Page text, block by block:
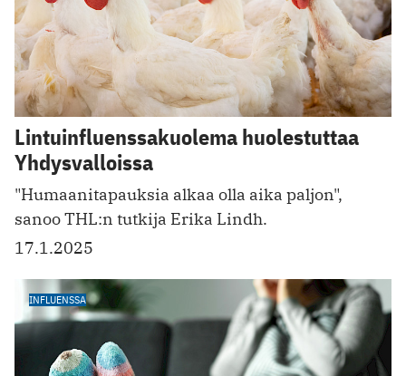
Lintuinfluenssakuolema huolestuttaa
Yhdysvalloissa
"Humaanitapauksia alkaa olla aika paljon",
sanoo THL:n tutkija Erika Lindh.
17.1.2025
INFLUENSSA